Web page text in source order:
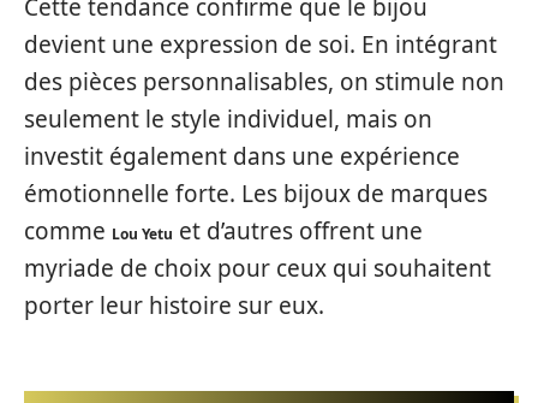
Cette tendance confirme que le bijou
devient une expression de soi. En intégrant
des pièces personnalisables, on stimule non
seulement le style individuel, mais on
investit également dans une expérience
émotionnelle forte. Les bijoux de marques
comme Lou Yetu et d’autres offrent une
myriade de choix pour ceux qui souhaitent
porter leur histoire sur eux.